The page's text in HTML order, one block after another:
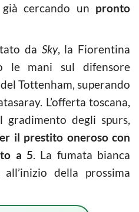
cercando un pronto
da Sky, la Fiorentina
le mani sul difensore
del Tottenham, superando
L’offerta toscana,
degli spurs,
il prestito oneroso con
a 5. La fumata bianca
della prossima